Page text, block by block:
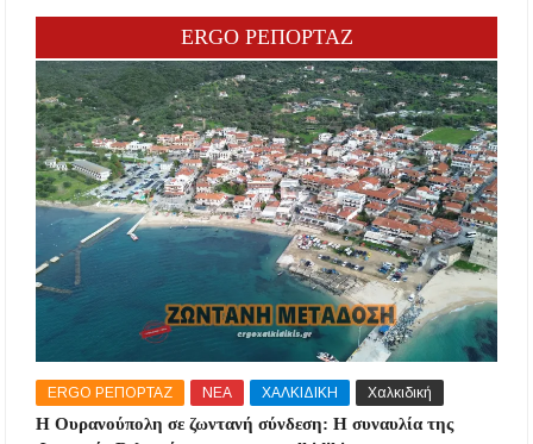
ERGO ΡΕΠΟΡΤΑΖ
ERGO ΡΕΠΟΡΤΑΖ ΝΕΑ ΧΑΛΚΙΔΙΚΗ Χαλκιδική
Η Ουρανούπολη σε ζωντανή σύνδεση: Η συναυλία της